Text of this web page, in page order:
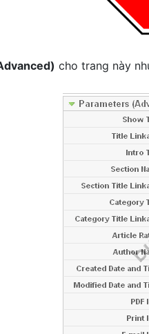
cho trang này